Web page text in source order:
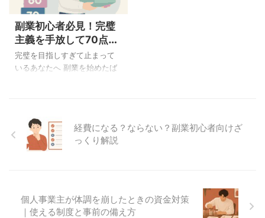
ための具体的 ...
完璧な状態で始めたい」とい
う気持ちや、「今の自分には
まだ早い」という不安が背景
でも、何から手をつければい
いかわからないまま、また今
からなくて、結局また何もで
きなかった。 大きな変化は
「完璧な準備 ...
て集中できない」「やること
副業初心者必見！完璧
主義を手放して70点で
行動する勇気が成功の
鍵
完璧を目指しすぎて止まって
いるあなたへ 副業を始めたば
ゃ」「もう少し勉強してから
始めよう」「失敗したら恥ず
かしい」 実は、多くの副業初
向が強いのです。 でも、ちょ
経費になる？ならない？副業初心者向けざ
っくり解説
個人事業主が体調を崩したときの資金対策
｜使える制度と事前の備え方